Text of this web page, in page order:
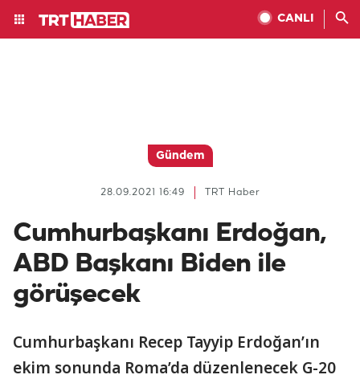
CANLI
Gündem
TRT Haber
28.09.2021 16:49
Cumhurbaşkanı Erdoğan,
ABD Başkanı Biden ile
görüşecek
Cumhurbaşkanı Recep Tayyip Erdoğan’ın
ekim sonunda Roma’da düzenlenecek G-20